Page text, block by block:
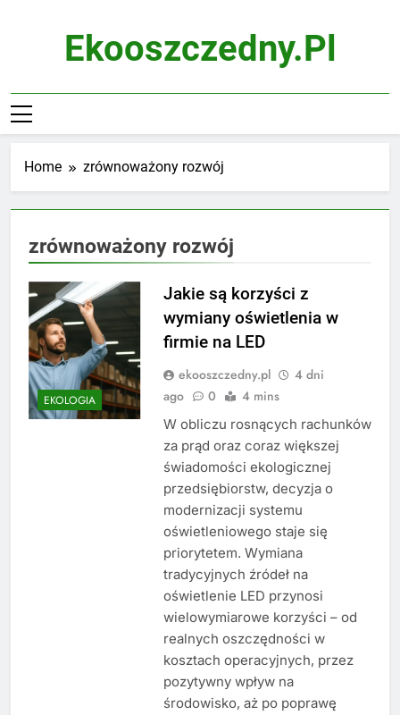
Ekooszczedny.pl
Home zrównoważony rozwój
zrównoważony rozwój
EKOLOGIA
Jakie są korzyści z
wymiany oświetlenia w
firmie na LED
ekooszczedny.pl
4 dni
ago
0 4 mins
W obliczu rosnących rachunków
za prąd oraz coraz większej
świadomości ekologicznej
przedsiębiorstw, decyzja o
modernizacji systemu
oświetleniowego staje się
priorytetem. Wymiana
tradycyjnych źródeł na
oświetlenie LED przynosi
wielowymiarowe korzyści – od
realnych oszczędności w
kosztach operacyjnych, przez
pozytywny wpływ na
środowisko, aż po poprawę